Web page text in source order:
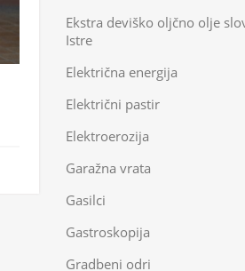
Ekstra deviško oljčno olje
Istre
Električna energija
Električni pastir
Elektroerozija
Garažna vrata
Gasilci
Gastroskopija
Gradbeni odri